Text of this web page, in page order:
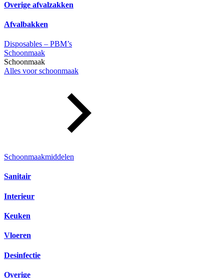
Overige afvalzakken
Afvalbakken
Disposables – PBM’s
Schoonmaak
Schoonmaak
Alles voor schoonmaak
Schoonmaakmiddelen
Sanitair
Interieur
Keuken
Vloeren
Desinfectie
Overige